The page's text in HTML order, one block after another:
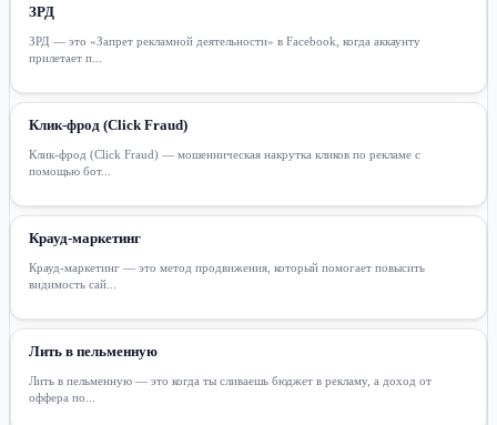
ЗРД
ЗРД — это «Запрет рекламной деятельности» в Facebook, когда аккаунту
прилетает п...
Клик-фрод (Click Fraud)
Клик-фрод (Click Fraud) — мошенническая накрутка кликов по рекламе с
помощью бот...
Крауд-маркетинг
Крауд-маркетинг — это метод продвижения, который помогает повысить
видимость сай...
Лить в пельменную
Лить в пельменную — это когда ты сливаешь бюджет в рекламу, а доход от
оффера по...